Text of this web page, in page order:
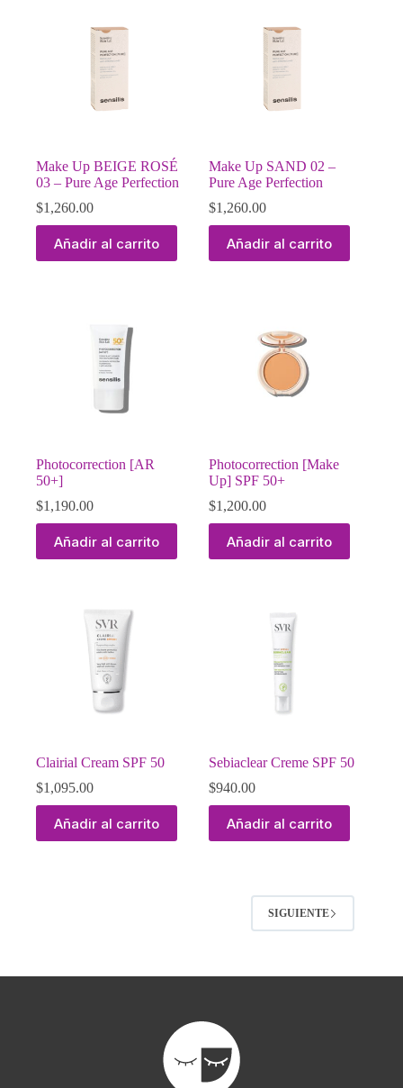
Make Up BEIGE ROSÉ
03 – Pure Age Perfection
$1,260.00
Añadir al carrito
Make Up SAND 02 –
Pure Age Perfection
$1,260.00
Añadir al carrito
Photocorrection [AR
50+]
$1,190.00
Añadir al carrito
Photocorrection [Make
Up] SPF 50+
$1,200.00
Añadir al carrito
Clairial Cream SPF 50
$1,095.00
Añadir al carrito
Sebiaclear Creme SPF 50
$940.00
Añadir al carrito
SIGUIENTE